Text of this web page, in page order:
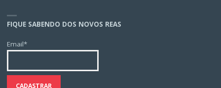
FIQUE SABENDO DOS NOVOS REAS
Email*